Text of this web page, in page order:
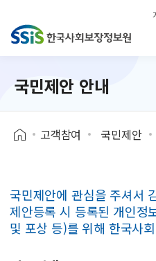
국민제안 안내
고객참여 국민제안
국민제안에 관심을 주셔서
제안등록 시 등록된 개인정
및 포상 등)를 위해 한국사